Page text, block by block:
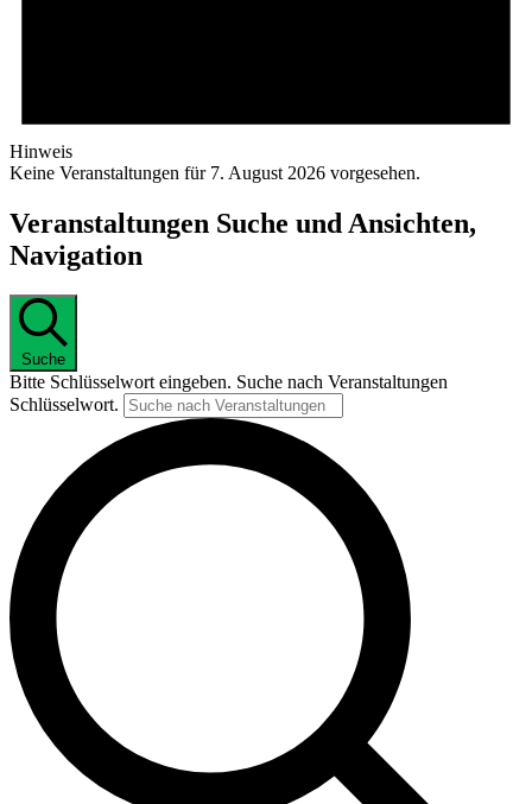
Hinweis
Keine Veranstaltungen für 7. August 2026 vorgesehen.
Veranstaltungen Suche und Ansichten,
Navigation
Suche
Bitte Schlüsselwort eingeben. Suche nach Veranstaltungen
Schlüsselwort.